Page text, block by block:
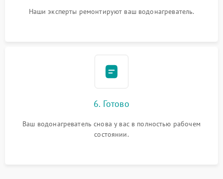
Наши эксперты ремонтируют ваш водонагреватель.
6. Готово
Ваш водонагреватель снова у вас в полностью рабочем
состоянии.